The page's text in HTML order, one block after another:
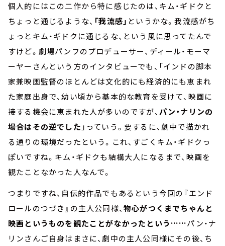
個人的にはこの二作から特に感じたのは、キム・ギドクと
ちょっと通じるような、 「我流感」 というかな。我流感がち
ょっとキム・ギドクに通じるな、という風に思ってたんで
すけど。劇場パンフのプロデューサー、ディール・モーマ
ーヤーさんという方のインタビューでも、「インドの脚本
家兼映画監督のほとんどは文化的にも経済的にも恵まれ
た家庭出身で、幼い頃から基本的な教育を受けて、映画に
接する機会に恵まれた人が多いのですが、パン・ナリンの
場合はその逆でした 」っていう。要するに、劇中で描かれ
る通りの環境だったという。これ、すごくキム・ギドクっ
ぽいですね。キム・ギドクも結構大人になるまで、映画を
観たことなかった人なんで。
つまりですね、自伝的作品でもあるという今回の『エンド
ロールのつづき』の主人公同様、物心がつくまでちゃんと
映画というものを観たことがなかったという……パン・ナ
リンさんご自身はまさに、劇中の主人公同様にその後、ち